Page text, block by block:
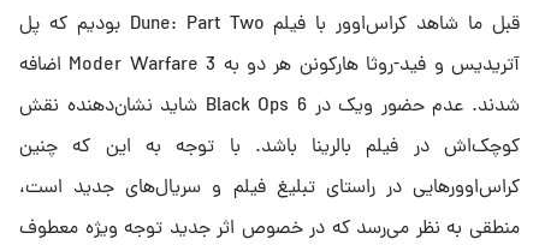
قبل ما شاهد کراس‌اوور با فیلم Dune: Part Two بودیم که پل
آتریدیس و فید-روثا هارکونن هر دو به Moder Warfare 3 اضافه
شدند. عدم حضور ویک در Black Ops 6 شاید نشان‌دهنده نقش
کوچک‌اش در فیلم بالرینا باشد. با توجه به این که چنین
کراس‌اوورهایی در راستای تبلیغ فیلم و سریال‌های جدید است،
منطقی به نظر می‌رسد که در خصوص اثر جدید توجه ویژه معطوف